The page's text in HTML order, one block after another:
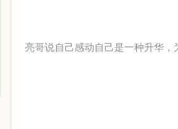
亮哥说自己感动自己是一种升华